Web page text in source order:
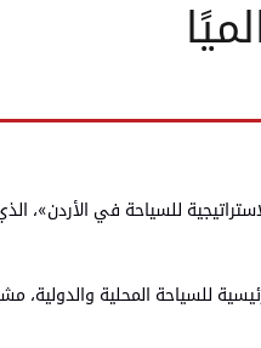
للسياحة في الأردن»،
للسياحة المحلية والدولية،